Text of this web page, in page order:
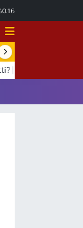
0.16
SİYASET
Ağustos 2026